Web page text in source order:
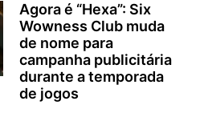
Agora é “Hexa”: Six
Wowness Club muda
de nome para
campanha publicitária
durante a temporada
de jogos